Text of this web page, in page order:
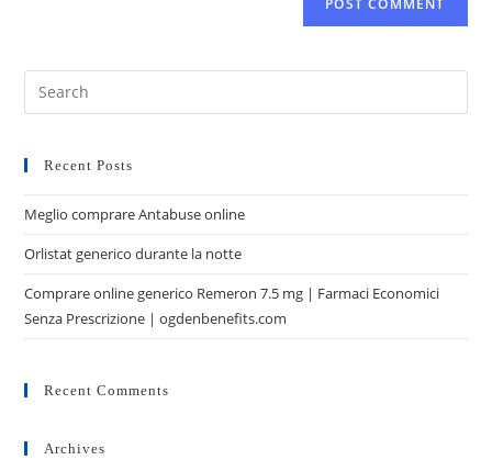
Recent Posts
Meglio comprare Antabuse online
Orlistat generico durante la notte
Comprare online generico Remeron 7.5 mg | Farmaci Economici
Senza Prescrizione | ogdenbenefits.com
Recent Comments
Archives